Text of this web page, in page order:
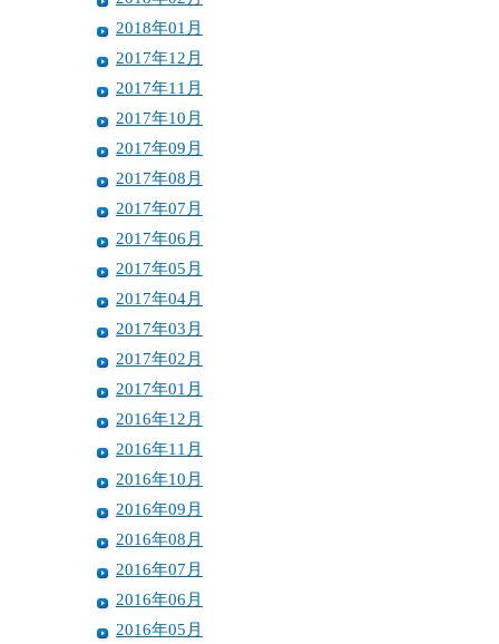
2018年01月
2017年12月
2017年11月
2017年10月
2017年09月
2017年08月
2017年07月
2017年06月
2017年05月
2017年04月
2017年03月
2017年02月
2017年01月
2016年12月
2016年11月
2016年10月
2016年09月
2016年08月
2016年07月
2016年06月
2016年05月